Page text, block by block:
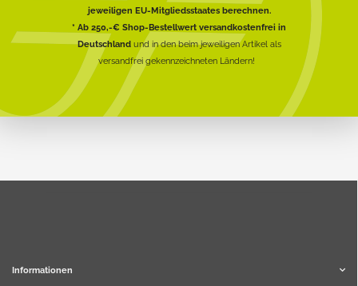
jeweiligen EU-Mitgliedsstaates berechnen.
* Ab 250,-€ Shop-Bestellwert versandkostenfrei in
Deutschlandund in den beim jeweiligen Artikel als
versandfrei gekennzeichneten Ländern!
Informationen